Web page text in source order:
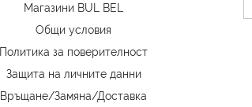
Магазини BUL BEL
Oбщи условия
Политика за поверителност
Защита на личните данни
Връщане/Замяна/Доставка